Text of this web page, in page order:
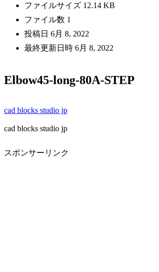
ファイルサイズ 12.14 KB
ファイル数 1
投稿日 6月 8, 2022
最終更新日時 6月 8, 2022
Elbow45-long-80A-STEP
cad blocks studio jp
cad blocks studio jp
スポンサーリンク